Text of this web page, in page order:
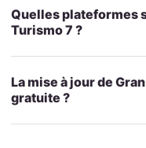
Quelles plateformes
Turismo 7 ?
La mise à jour de
gratuite ?